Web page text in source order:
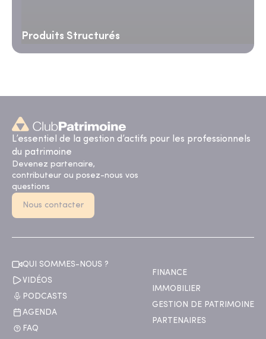
Produits Structurés
L’essentiel de la gestion d’actifs pour les professionnels
du patrimoine
Devenez partenaire,
contributeur ou posez-nous vos
questions
Nous contacter
QUI SOMMES-NOUS ?
VIDÉOS
PODCASTS
AGENDA
FAQ
FINANCE
IMMOBILIER
GESTION DE PATRIMOINE
PARTENAIRES